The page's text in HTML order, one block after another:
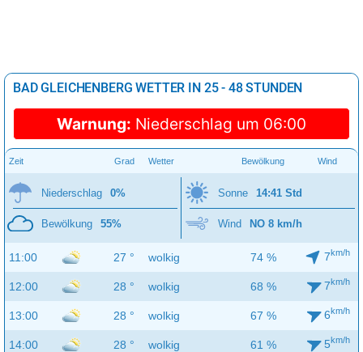
BAD GLEICHENBERG WETTER IN 25 - 48 STUNDEN
Warnung: Niederschlag um 06:00
Zeit Grad Wetter Bewölkung Wind
Niederschlag 0%
Bewölkung 55%
Sonne 14:41 Std
Wind NO 8 km/h
11:00 27 ° wolkig 74 % 7km/h
12:00 28 ° wolkig 68 % 7km/h
13:00 28 ° wolkig 67 % 6km/h
14:00 28 ° wolkig 61 % 5km/h